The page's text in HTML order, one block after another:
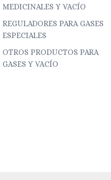
MEDICINALES Y VACÍO
REGULADORES PARA GASES
ESPECIALES
OTROS PRODUCTOS PARA
GASES Y VACÍO